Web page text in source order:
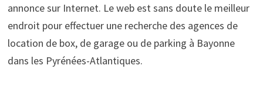
annonce sur Internet. Le web est sans doute le meilleur
endroit pour effectuer une recherche des agences de
location de box, de garage ou de parking à Bayonne
dans les Pyrénées-Atlantiques.